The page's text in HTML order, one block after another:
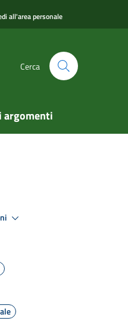
all'area personale
Cerca
argomenti